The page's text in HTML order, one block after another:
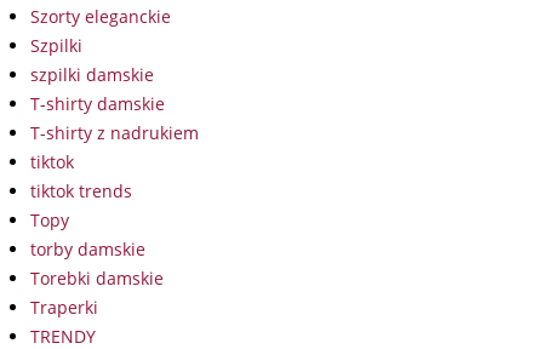
Szorty eleganckie
Szpilki
szpilki damskie
T-shirty damskie
T-shirty z nadrukiem
tiktok
tiktok trends
Topy
torby damskie
Torebki damskie
Traperki
TRENDY